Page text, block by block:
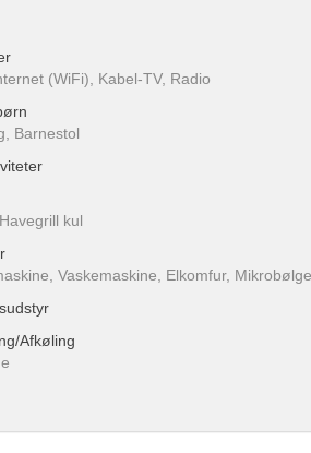
(WiFi), Kabel-TV, Radio
Barnestol
kul
Vaskemaskine, Elkomfur,
Afkøling